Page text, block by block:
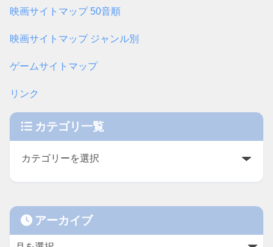
映画サイトマップ 50音順
映画サイトマップ ジャンル別
ゲームサイトマップ
リンク
カテゴリ一覧
アーカイブ